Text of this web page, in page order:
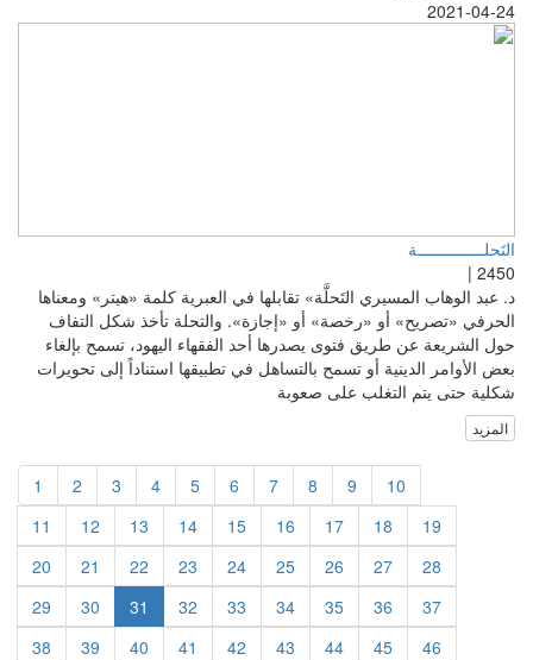
2021-04-24
التَحلــــــــــــــة
2450 |
د. عبد الوهاب المسيري التَحلَّة» تقابلها في العبرية كلمة «هيتر» ومعناها
الحرفي «تصريح» أو «رخصة» أو «إجازة». والتحلة تأخذ شكل التفاف
حول الشريعة عن طريق فتوى يصدرها أحد الفقهاء اليهود، تسمح بإلغاء
بعض الأوامر الدينية أو تسمح بالتساهل في تطبيقها استناداً إلى تحويرات
شكلية حتى يتم التغلب على صعوبة
المزيد
1 2 3 4 5 6 7 8 9
10
11
12 13 14 15 16 17 18
19
20
21 22 23 24 25 26 27
28
29
30 31 32 33 34 35 36
37
38
39 40 41 42 43 44 45
46